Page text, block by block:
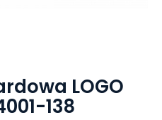
LOGO
138